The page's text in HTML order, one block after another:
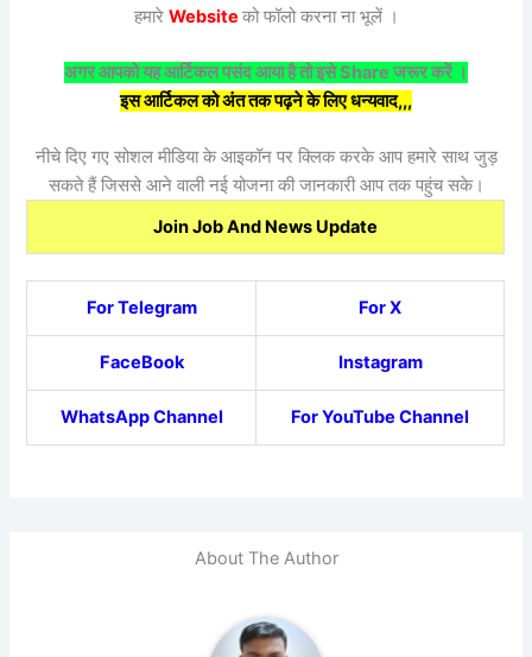
हमारे Website को फॉलो करना ना भूलें ।
अगर आपको यह आर्टिकल पसंद आया है तो इसे Share जरूर करें ।
इस आर्टिकल को अंत तक पढ़ने के लिए धन्यवाद,,,
नीचे दिए गए सोशल मीडिया के आइकॉन पर क्लिक करके आप हमारे साथ जुड़
सकते हैं जिससे आने वाली नई योजना की जानकारी आप तक पहुंच सके।
Join Job And News Update
For Telegram For X
FaceBook Instagram
WhatsApp Channel For YouTube Channel
About The Author